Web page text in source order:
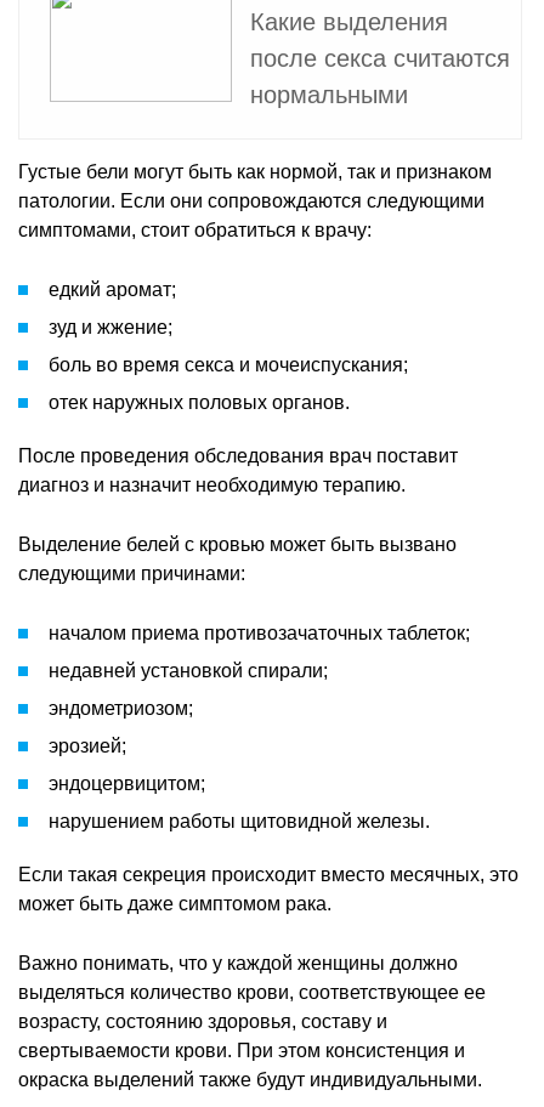
Какие выделения
после секса считаются
нормальными
Густые бели могут быть как нормой, так и признаком
патологии. Если они сопровождаются следующими
симптомами, стоит обратиться к врачу:
едкий аромат;
зуд и жжение;
боль во время секса и мочеиспускания;
отек наружных половых органов.
После проведения обследования врач поставит
диагноз и назначит необходимую терапию.
Выделение белей с кровью может быть вызвано
следующими причинами:
началом приема противозачаточных таблеток;
недавней установкой спирали;
эндометриозом;
эрозией;
эндоцервицитом;
нарушением работы щитовидной железы.
Если такая секреция происходит вместо месячных, это
может быть даже симптомом рака.
Важно понимать, что у каждой женщины должно
выделяться количество крови, соответствующее ее
возрасту, состоянию здоровья, составу и
свертываемости крови. При этом консистенция и
окраска выделений также будут индивидуальными.